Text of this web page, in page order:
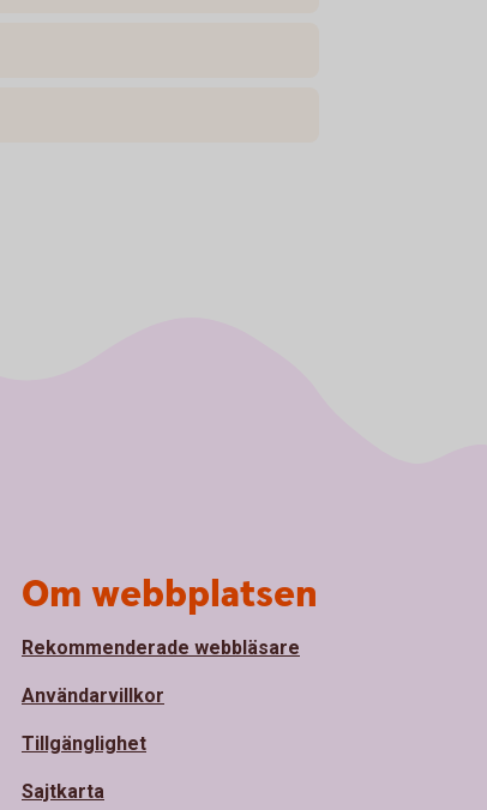
Om webbplatsen
Rekommenderade webbläsare
Användarvillkor
Tillgänglighet
Sajtkarta